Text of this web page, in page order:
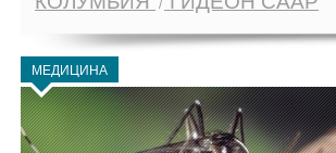
МЕДИЦИНА